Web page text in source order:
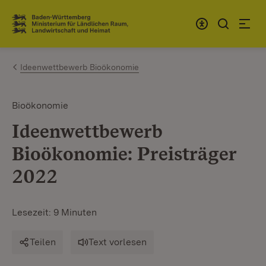
Zum Inhalt springen
Link zur Startseite
Ideenwettbewerb Bioökonomie
Bioökonomie
Ideenwettbewerb
Bioökonomie: Preisträger
2022
Lesezeit: 9 Minuten
Teilen Text vorlesen